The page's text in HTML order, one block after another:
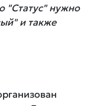
"Статус" нужно
и также